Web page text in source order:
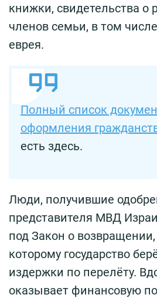
книжки, свидетельства о
членов семьи, в том
еврея.
Полный список
оформления
есть здесь.
Люди, получившие
представителя МВД
под Закон о возвращении,
которому государство
издержки по перелёту.
оказывает финансовую